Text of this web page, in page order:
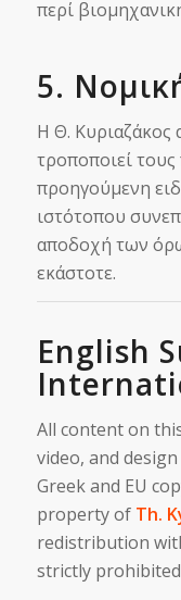
περί
5.
Η Θ. Κυριαζάκος
τροποποιεί
προηγούμενη
ιστότοπου
αποδοχή των
εκάστοτε.
English
All content on
video, and
Greek and EU
property of Th.
redistribution
strictly